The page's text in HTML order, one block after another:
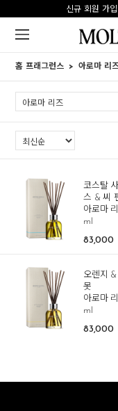
신규 회원 가
홈 프래그런스 아로마 리
코스탈
스 & 씨
아로마
ml
83,000
오렌지
못
아로마
ml
83,000